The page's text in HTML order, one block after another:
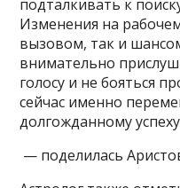
подталкивать к
Изменения на
вызовом, так и
внимательно
голосу и не бояться
сейчас именно
долгожданному
— поделилась